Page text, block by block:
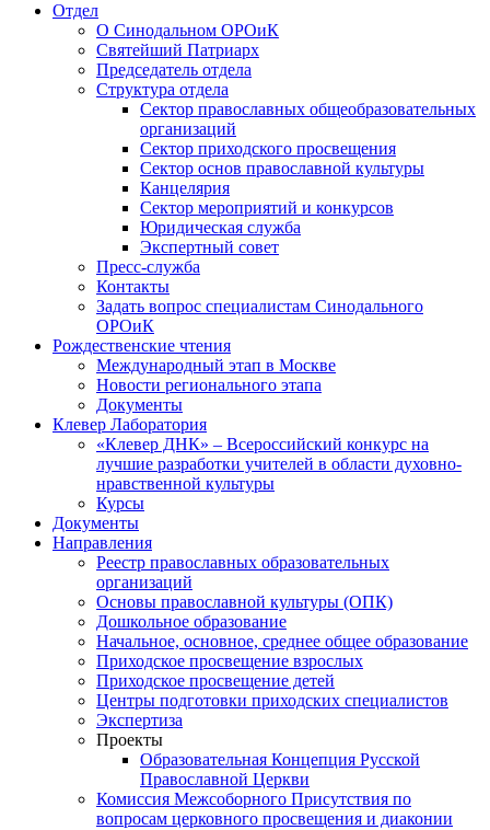
Отдел
О Синодальном ОРОиК
Святейший Патриарх
Председатель отдела
Структура отдела
Сектор православных общеобразовательных
организаций
Сектор приходского просвещения
Сектор основ православной культуры
Канцелярия
Сектор мероприятий и конкурсов
Юридическая служба
Экспертный совет
Пресс-служба
Контакты
Задать вопрос специалистам Синодального
ОРОиК
Рождественские чтения
Международный этап в Москве
Новости регионального этапа
Документы
Клевер Лаборатория
«Клевер ДНК» – Всероссийский конкурс на
лучшие разработки учителей в области духовно-
нравственной культуры
Курсы
Документы
Направления
Реестр православных образовательных
организаций
Основы православной культуры (ОПК)
Дошкольное образование
Начальное, основное, среднее общее образование
Приходское просвещение взрослых
Приходское просвещение детей
Центры подготовки приходских специалистов
Экспертиза
Проекты
Образовательная Концепция Русской
Православной Церкви
Комиссия Межсоборного Присутствия по
вопросам церковного просвещения и диаконии